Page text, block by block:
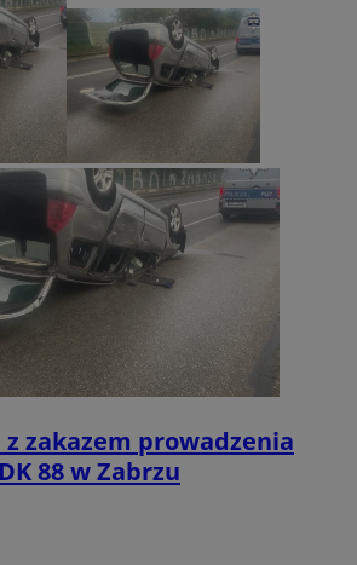
zakazem prowadzenia
88 w Zabrzu